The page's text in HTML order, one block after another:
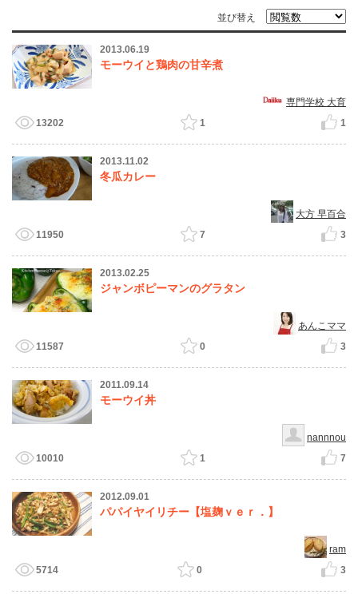
並び替え
2013.06.19
モーウイと鶏肉の甘辛煮
専門学校 大育
13202
1 1
2013.11.02
冬瓜カレー
大方 早百合
11950
7 3
2013.02.25
ジャンボピーマンのグラタン
あんこママ
11587
0 3
2011.09.14
モーウイ丼
nannnou
10010
1 7
2012.09.01
パパイヤイリチー【塩麹ｖｅｒ．】
ram
5714
0 3